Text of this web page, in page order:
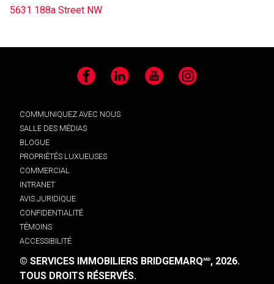
5631 188a Street NW
Facebook LinkedIn YouTube Instagram
COMMUNIQUEZ AVEC NOUS
SALLE DES MÉDIAS
BLOGUE
PROPRIÉTÉS LUXUEUSES
COMMERCIAL
INTRANET
AVIS JURIDIQUE
CONFIDENTIALITÉ
TÉMOINS
ACCESSIBILITÉ
© SERVICES IMMOBILIERS BRIDGEMARQMD, 2026.
TOUS DROITS RÉSERVÉS.